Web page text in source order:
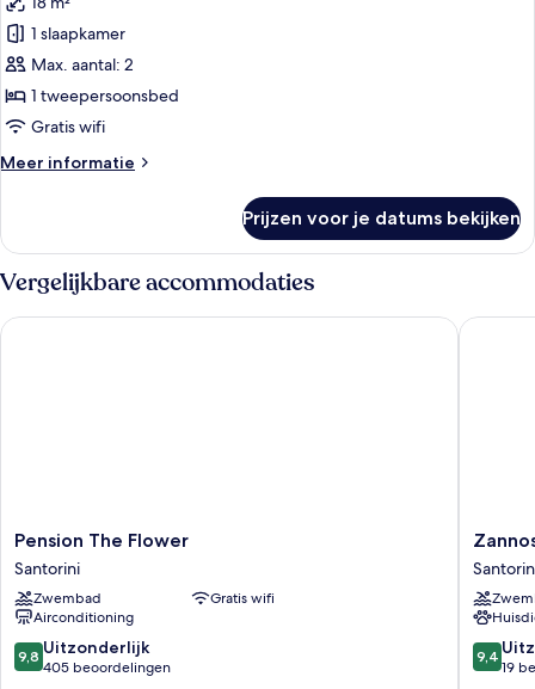
voor
Economy
tweepersoonskamer
laden
1 slaapkamer
Max. aantal: 2
1 tweepersoonsbed
Gratis wifi
Meer informatie
Meer
tweepersoonskamer
Prijzen voor je datums bekijken
Vergelijkbare accommodaties
Pension
The
Flower
Santorini
Pension The Flower
Santorini
Zwembad
Gratis wifi
Airconditioning
9.8
van
9,8 Uitzonderlijk
405 beoordelingen
Pension The Flower
Zannos
Hotel
by
Omilos
Hotels
9.4
van
9,4
19
Zannos